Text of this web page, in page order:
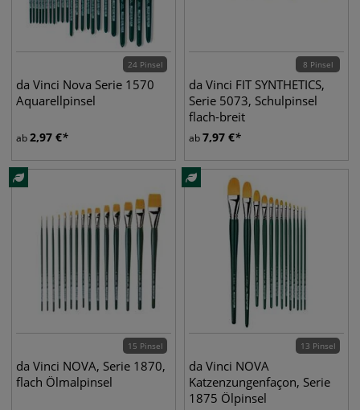
24 Pinsel
da Vinci Nova Serie 1570
Aquarellpinsel
ab2,97 €
8 Pinsel
da Vinci FIT SYNTHETICS,
Serie 5073, Schulpinsel
flach-breit
ab7,97 €
15 Pinsel
da Vinci NOVA, Serie 1870,
flach Ölmalpinsel
13 Pinsel
da Vinci NOVA
Katzenzungenfaçon, Serie
1875 Ölpinsel